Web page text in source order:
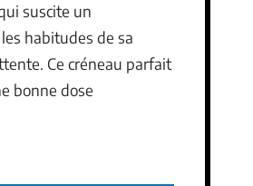
suscite un
habitudes de sa
Ce créneau parfait
bonne dose